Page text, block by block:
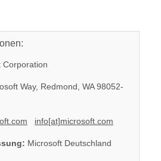
Corporation
Way, Redmond, WA 98052-
info[at]microsoft.com
Microsoft Deutschland